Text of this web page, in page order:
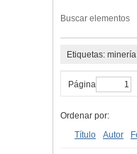
Buscar elementos
Etiquetas:
Página
Ordenar por:
Título
Autor